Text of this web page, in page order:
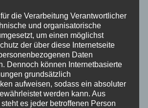
die Verarbeitung Verantwortlicher
und organisatorische
um einen möglichst
der über diese Internetseite
Daten
Dennoch können Internetbasierte
grundsätzlich
aufweisen, sodass ein absoluter
werden kann. Aus
es jeder betroffenen Person